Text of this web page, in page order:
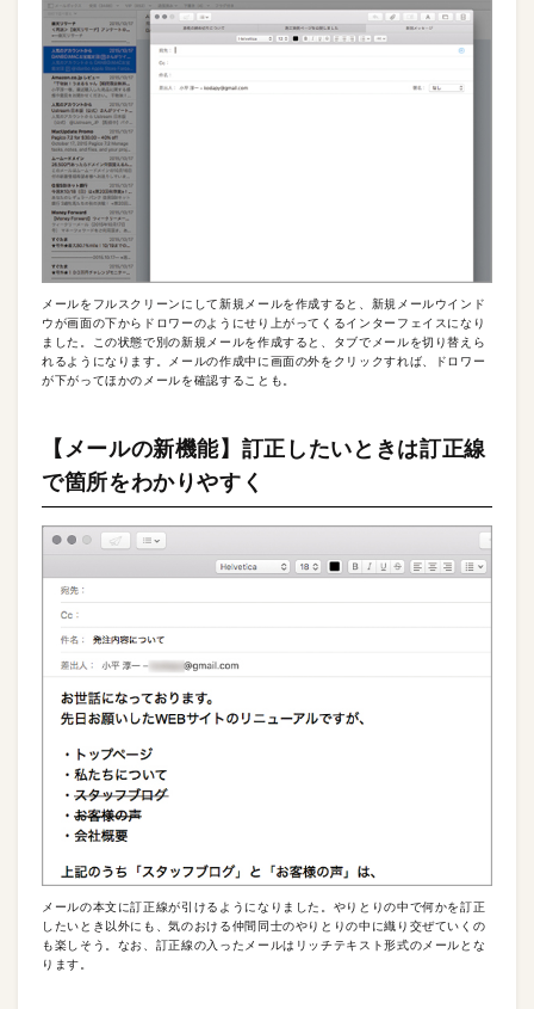
メールをフルスクリーンにして新規メールを作成すると、新規メールウインド
ウが画面の下からドロワーのようにせり上がってくるインターフェイスになり
ました。この状態で別の新規メールを作成すると、タブでメールを切り替えら
れるようになります。メールの作成中に画面の外をクリックすれば、ドロワー
が下がってほかのメールを確認することも。
【メールの新機能】訂正したいときは訂正線
で箇所をわかりやすく
メールの本文に訂正線が引けるようになりました。やりとりの中で何かを訂正
したいとき以外にも、気のおける仲間同士のやりとりの中に織り交ぜていくの
も楽しそう。なお、訂正線の入ったメールはリッチテキスト形式のメールとな
ります。